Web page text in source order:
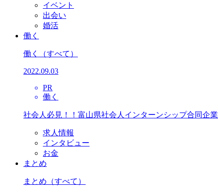
イベント
出会い
婚活
働く
働く （すべて）
2022.09.03
PR
働く
社会人必見！！富山県社会人インターンシップ合同企
求人情報
インタビュー
お金
まとめ
まとめ （すべて）